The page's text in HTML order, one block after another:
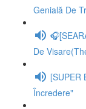
Genială De
De
[SUPER
Încredere"